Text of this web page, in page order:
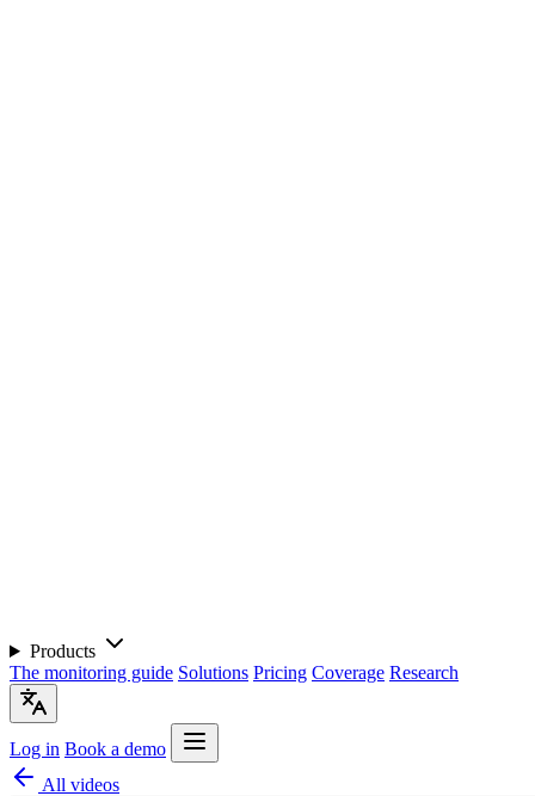
Products
The monitoring guide Solutions Pricing Coverage Research
Log in Book a demo
All videos